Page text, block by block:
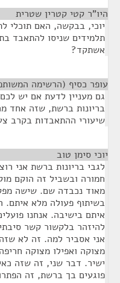
היו"ר קטי קטרין שטרית
יוכי, בבקשה, האם תוכלי
תלמידים שניסו להתאבד
אשתקד?
עופר כסיף (הרשימה
גם מעניין לדעת אם יש
בריונות ברשת, שזה אחד
שיעורי ההתאבדות בקרב
יוכי סימן טוב
לגבי בריונות ברשת אני
מאוד נכבדה שם. שישה
בשיתוף פעולה מלא איתם.
איתם בישיבה. אנחנו
להיזהר בלקשור קשר
אני אסביר למה. זה לא
מצוקה ואפילו מצוקה
ישיר. דבר שני, זה שזה
פוגעים בך ברשת, זה